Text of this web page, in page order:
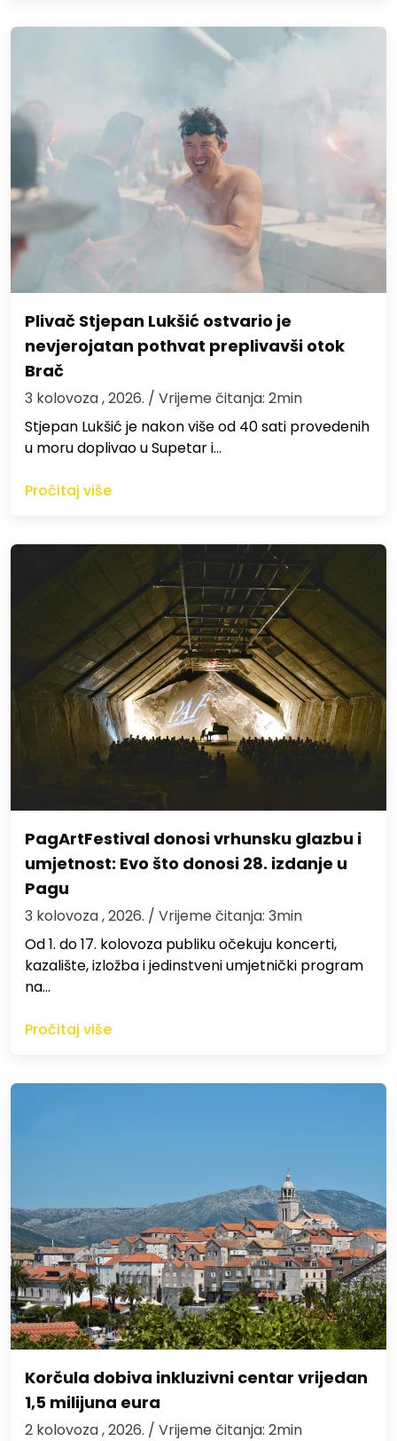
Plivač Stjepan Lukšić ostvario je
nevjerojatan pothvat preplivavši otok
Brač
3 kolovoza , 2026. / Vrijeme čitanja: 2min
St​jepan Lukšić je nakon više od 40 sati provedenih
u moru doplivao u Supetar i…
Pročitaj više
PagArtFestival donosi vrhunsku glazbu i
umjetnost: Evo što donosi 28. izdanje u
Pagu
3 kolovoza , 2026. / Vrijeme čitanja: 3min
Od 1. do 17. kolovoza publiku očekuju koncerti,
kazalište, izložba i jedinstveni umjetnički program
na…
Pročitaj više
Korčula dobiva inkluzivni centar vrijedan
1,5 milijuna eura
2 kolovoza , 2026. / Vrijeme čitanja: 2min